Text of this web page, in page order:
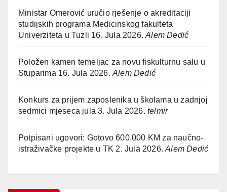
Ministar Omerović uručio rješenje o akreditaciji
studijskih programa Medicinskog fakulteta
Univerziteta u Tuzli 16. Jula 2026. Alem Dedić
Položen kamen temeljac za novu fiskulturnu salu u
Stuparima 16. Jula 2026. Alem Dedić
Konkurs za prijem zaposlenika u školama u zadnjoj
sedmici mjeseca jula 3. Jula 2026. telmir
Potpisani ugovori: Gotovo 600.000 KM za naučno-
istraživačke projekte u TK 2. Jula 2026. Alem Dedić